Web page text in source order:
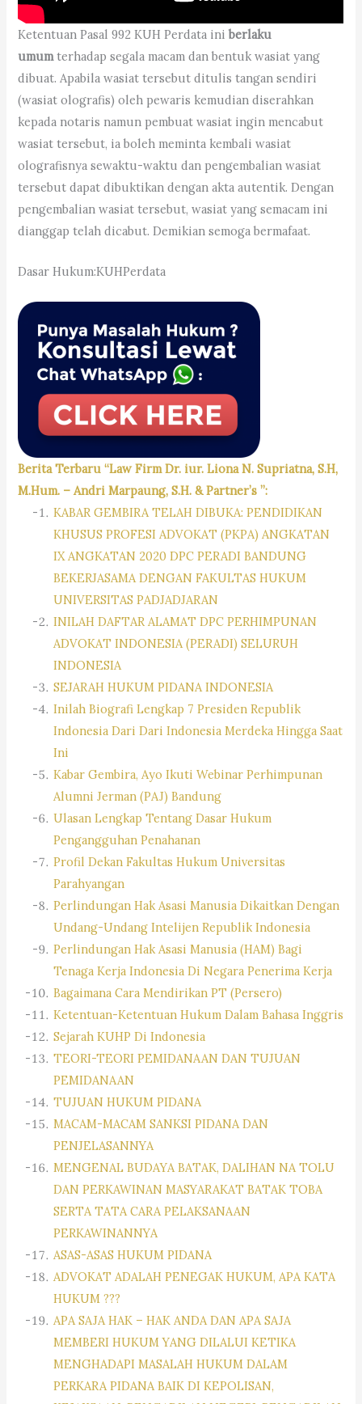
Ketentuan Pasal 992 KUH Perdata iniberlaku
umumterhadap segala macam dan bentuk wasiat yang
dibuat. Apabila wasiat tersebut ditulis tangan sendiri
(wasiat olografis) oleh pewaris kemudian diserahkan
kepada notaris namun pembuat wasiat ingin mencabut
wasiat tersebut, ia boleh meminta kembali wasiat
olografisnya sewaktu-waktu dan pengembalian wasiat
tersebut dapat dibuktikan dengan akta autentik. Dengan
pengembalian wasiat tersebut, wasiat yang semacam ini
dianggap telah dicabut. Demikian semoga bermafaat.
Dasar Hukum:KUHPerdata
Berita Terbaru “Law Firm Dr. iur. Liona N. Supriatna, S.H,
M.Hum. – Andri Marpaung, S.H. & Partner’s ”:
KABAR GEMBIRA TELAH DIBUKA: PENDIDIKAN
KHUSUS PROFESI ADVOKAT (PKPA) ANGKATAN
IX ANGKATAN 2020 DPC PERADI BANDUNG
BEKERJASAMA DENGAN FAKULTAS HUKUM
UNIVERSITAS PADJADJARAN
INILAH DAFTAR ALAMAT DPC PERHIMPUNAN
ADVOKAT INDONESIA (PERADI) SELURUH
INDONESIA
SEJARAH HUKUM PIDANA INDONESIA
Inilah Biografi Lengkap 7 Presiden Republik
Indonesia Dari Dari Indonesia Merdeka Hingga Saat
Ini
Kabar Gembira, Ayo Ikuti Webinar Perhimpunan
Alumni Jerman (PAJ) Bandung
Ulasan Lengkap Tentang Dasar Hukum
Pengangguhan Penahanan
Profil Dekan Fakultas Hukum Universitas
Parahyangan
Perlindungan Hak Asasi Manusia Dikaitkan Dengan
Undang-Undang Intelijen Republik Indonesia
Perlindungan Hak Asasi Manusia (HAM) Bagi
Tenaga Kerja Indonesia Di Negara Penerima Kerja
Bagaimana Cara Mendirikan PT (Persero)
Ketentuan-Ketentuan Hukum Dalam Bahasa Inggris
Sejarah KUHP Di Indonesia
TEORI-TEORI PEMIDANAAN DAN TUJUAN
PEMIDANAAN
TUJUAN HUKUM PIDANA
MACAM-MACAM SANKSI PIDANA DAN
PENJELASANNYA
MENGENAL BUDAYA BATAK, DALIHAN NA TOLU
DAN PERKAWINAN MASYARAKAT BATAK TOBA
SERTA TATA CARA PELAKSANAAN
PERKAWINANNYA
ASAS-ASAS HUKUM PIDANA
ADVOKAT ADALAH PENEGAK HUKUM, APA KATA
HUKUM ???
APA SAJA HAK – HAK ANDA DAN APA SAJA
MEMBERI HUKUM YANG DILALUI KETIKA
MENGHADAPI MASALAH HUKUM DALAM
PERKARA PIDANA BAIK DI KEPOLISAN,